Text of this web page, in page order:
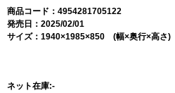
商品コード：4954281705122
発売日：2025/02/01
サイズ：1940×1985×850 (幅×奥行×高さ)
ネット在庫:-